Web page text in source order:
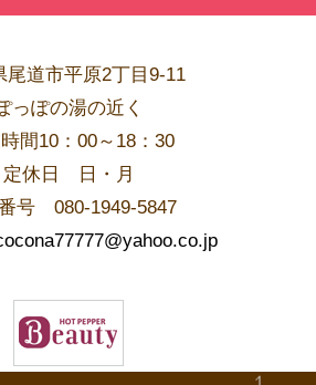
尾道市平原2丁目9-11
っぽの湯の近く
間10：00～18：30
​定休日 日・月
号 080-1949-5847